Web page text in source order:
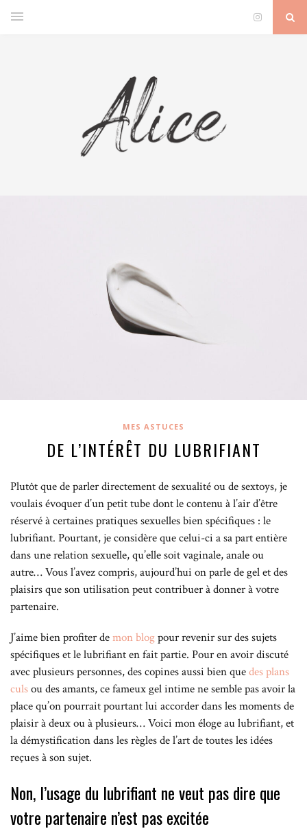
MES ASTUCES
DE L’INTÉRÊT DU LUBRIFIANT
Plutôt que de parler directement de sexualité ou de sextoys, je
voulais évoquer d’un petit tube dont le contenu à l’air d’être
réservé à certaines pratiques sexuelles bien spécifiques : le
lubrifiant. Pourtant, je considère que celui-ci a sa part entière
dans une relation sexuelle, qu’elle soit vaginale, anale ou
autre… Vous l’avez compris, aujourd’hui on parle de gel et des
plaisirs que son utilisation peut contribuer à donner à votre
partenaire.
J’aime bien profiter demon blogpour revenir sur des sujets
spécifiques et le lubrifiant en fait partie. Pour en avoir discuté
avec plusieurs personnes, des copines aussi bien quedes plans
culsou des amants, ce fameux gel intime ne semble pas avoir la
place qu’on pourrait pourtant lui accorder dans les moments de
plaisir à deux ou à plusieurs… Voici mon éloge au lubrifiant, et
la démystification dans les règles de l’art de toutes les idées
reçues à son sujet.
Non, l’usage du lubrifiant ne veut pas dire que
votre partenaire n’est pas excitée